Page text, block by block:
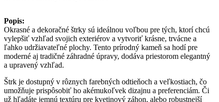
Popis:
Okrasné a dekoračné štrky sú ideálnou voľbou pre tých, ktorí chcú
vylepšiť vzhľad svojich exteriérov a vytvoriť krásne, trvácne a
ľahko udržiavateľné plochy. Tento prírodný kameň sa hodí pre
moderné aj tradičné záhradné úpravy, dodáva priestorom elegantný
a upravený vzhľad.
Štrk je dostupný v rôznych farebných odtieňoch a veľkostiach, čo
umožňuje prispôsobiť ho akémukoľvek dizajnu a preferenciám. Či
už hľadáte jemnú textúru pre kvetinový záhon, alebo robustnejší